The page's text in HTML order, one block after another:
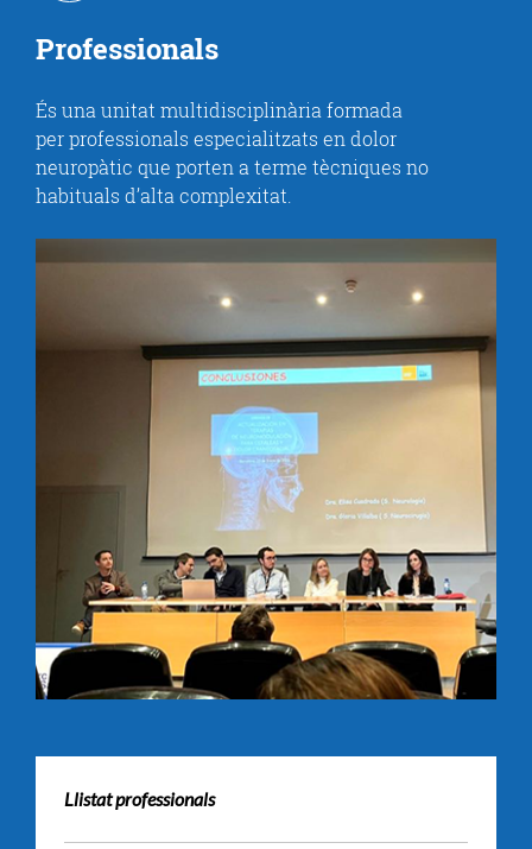
Professionals
És una unitat multidisciplinària formada
per professionals especialitzats en dolor
neuropàtic que porten a terme tècniques no
habituals d’alta complexitat.
Llistat professionals